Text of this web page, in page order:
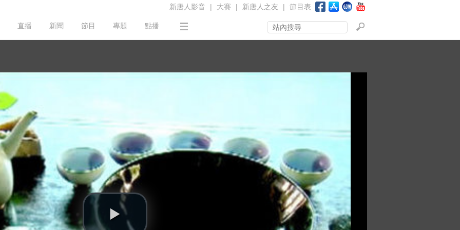
新唐人影音 | 大賽 | 新唐人之友 | 節目表
直播 新聞 節目 專題 點播